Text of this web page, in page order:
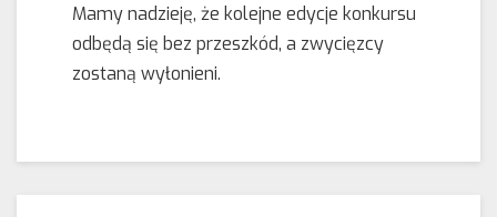
Mamy nadzieję, że kolejne edycje konkursu
odbędą się bez przeszkód, a zwycięzcy
zostaną wyłonieni.